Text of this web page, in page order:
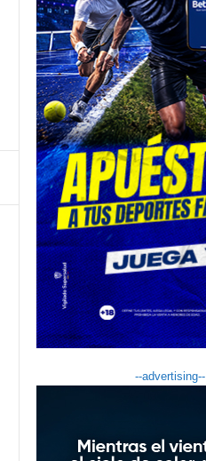
--advertising--